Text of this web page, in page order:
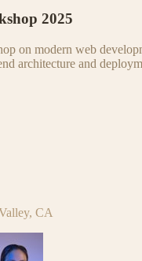
2025
on modern web
architecture and
CA